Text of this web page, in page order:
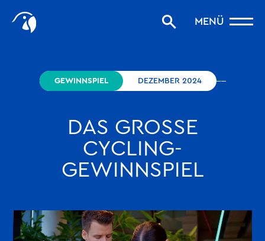
MENÜ
Start
Storys filtern
robinson.com
GEWINNSPIEL DEZEMBER 2024
DAS GROSSE
CYCLING-
GEWINNSPIEL